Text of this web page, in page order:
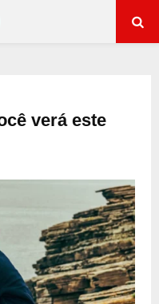
verá este